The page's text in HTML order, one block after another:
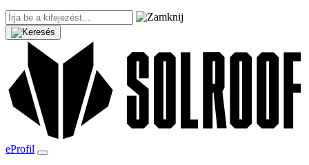
eProfil